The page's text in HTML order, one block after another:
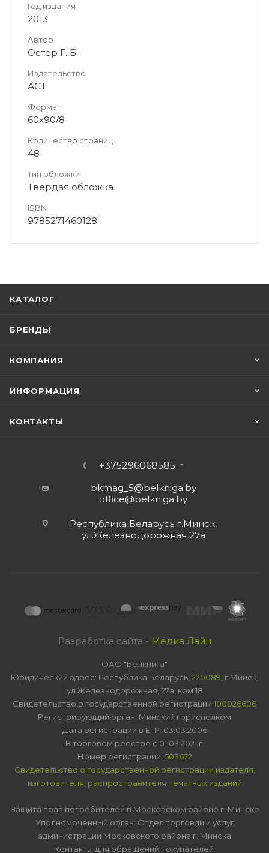
Год издания
2013
Автор
Остер Г. Б.
Издательство
АСТ
Формат
60x90/8
Количество страниц
48
Тип обложки
Твердая обложка
ISBN
9785271460128
КАТАЛОГ
БРЕНДЫ
КОМПАНИЯ
ИНФОРМАЦИЯ
КОНТАКТЫ
+375296068585
bkmag_5@belkniga.by
office@belkniga.by
Республика Беларусь г.Минск,
ул.Железнодорожная 27а
Разработка сайта - Медиа Лайн
ОАО "Белкнига"
Юридический адрес: Республика Беларусь, 220089 , г.Минск,
ул.Железнодорожная, 27а, ком 18
Свидетельство о государственной регистрации 100026606
Регистрирующий орган: Минский горисполком
Дата регистрации в ЕГР: 03.03.2006
В торговом реестре с 01.03.2021 г.
Номер регистрации: 503672
Свидетельство о государственной регистрации издателя,
изготовителя, распространителя печатных изданий
Защита прав потребителей в Московском районе г. Минска
Уполномоченный орган: Отдел торговли и услуг
администрации Московского района г. Минска
Контакты для обращений покупателей: